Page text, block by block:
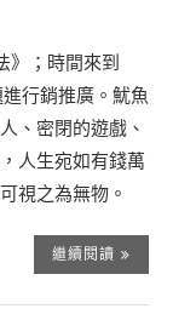
》；時間來到
行銷推廣。魷魚
、密閉的遊戲、
人生宛如有錢萬
視之為無物。
繼續閱讀